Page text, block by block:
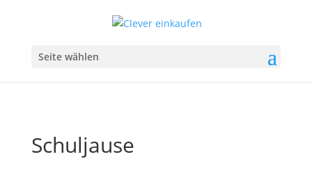
Seite wählen
Schuljause